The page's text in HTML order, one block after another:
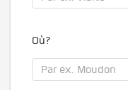
Où?